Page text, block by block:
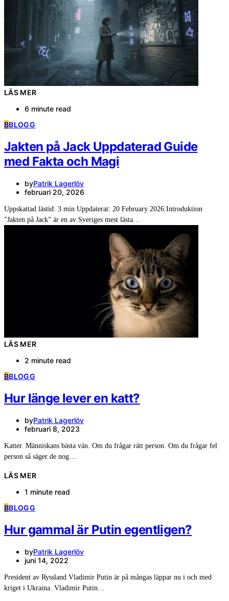
LÄS MER
6 minute read
BBLOGG
Jakten på Jack Uppdaterad Guide
med Fakta och Magi
byPatrik Lagerlöv
februari 20, 2026
Uppskattad lästid: 3 min Uppdaterat: 20 February 2026 Introduktion
”Jakten på Jack” är en av Sveriges mest lästa…
LÄS MER
2 minute read
BBLOGG
Hur länge lever en katt?
byPatrik Lagerlöv
februari 8, 2023
Katter. Människans bästa vän. Om du frågar rätt person. Om du frågar fel
person så säger de nog…
LÄS MER
1 minute read
BBLOGG
Hur gammal är Putin egentligen?
byPatrik Lagerlöv
juni 14, 2022
President av Ryssland Vladimir Putin är på mångas läppar nu i och med
kriget i Ukraina. Vladimir Putin…